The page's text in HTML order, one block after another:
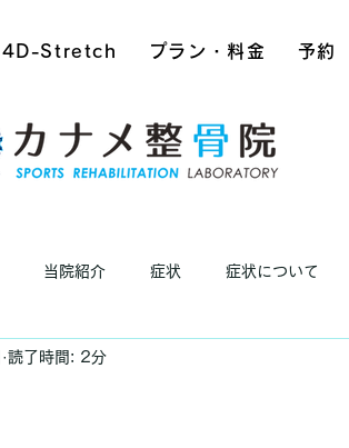
4D-Stretch プラン・料金 予約
当院紹介 症状 症状について
読了時間: 2分